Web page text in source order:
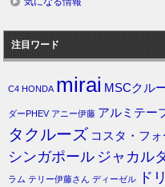
注目ワード
C4 HONDA mirai MSCクル
ダーPHEV アニー伊藤 アルミテー
タクルーズ コスタ・フ
シンガポール ジャカル
ラム テリー伊藤さん ディーゼル ド